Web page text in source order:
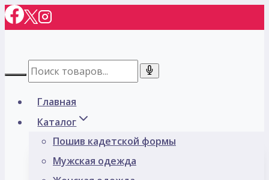
Перейти
к
Главная
Каталог
Пошив кадетской формы
Мужская одежда